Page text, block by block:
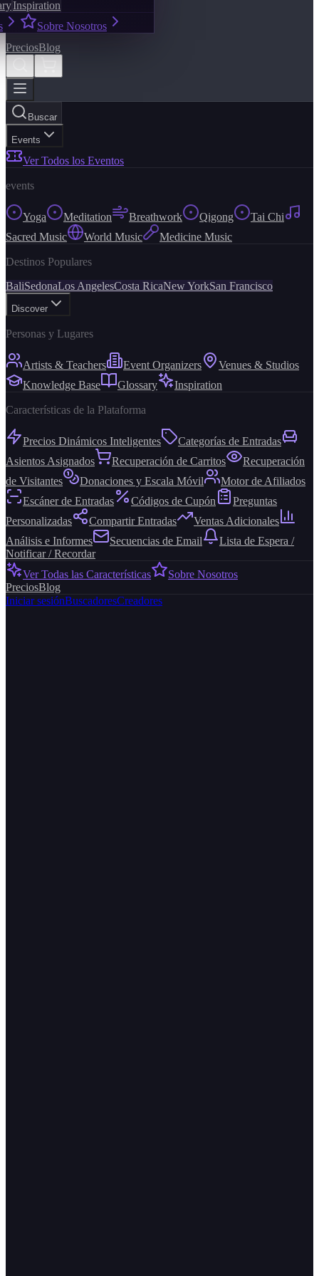
Inspiration
Sobre Nosotros
PreciosBlog
Buscar
Events
Ver Todos los Eventos
events
Yoga Meditation Breathwork Qigong
Tai Chi
Sacred Music
World Music Medicine Music
Destinos Populares
BaliSedonaLos AngelesCosta RicaNew YorkSan Francisco
Discover
Personas y Lugares
Artists & Teachers Event Organizers
Venues & Studios
Knowledge Base
Glossary Inspiration
Características de la Plataforma
Precios Dinámicos Inteligentes
Categorías de Entradas
Asientos Asignados
Recuperación de Carritos
Recuperación
de Visitantes
Donaciones y Escala Móvil
Motor de Afiliados
Escáner de Entradas
Códigos de Cupón
Preguntas
Personalizadas
Compartir Entradas
Ventas Adicionales
Análisis e Informes
Secuencias de Email
Lista de Espera /
Notificar / Recordar
Ver Todas las Características
Sobre Nosotros
PreciosBlog
Iniciar sesiónBuscadoresCreadores